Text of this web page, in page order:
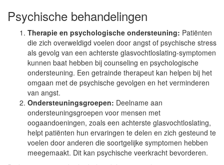
Psychische behandelingen
Therapie en psychologische ondersteuning: Patiënten
die zich overweldigd voelen door angst of psychische stress
als gevolg van een achterste glasvochtloslating-symptomen
kunnen baat hebben bij counseling en psychologische
ondersteuning. Een getrainde therapeut kan helpen bij het
omgaan met de psychische gevolgen en het verminderen
van angst.
Ondersteuningsgroepen: Deelname aan
ondersteuningsgroepen voor mensen met
oogaandoeningen, zoals een achterste glasvochtloslating,
helpt patiënten hun ervaringen te delen en zich gesteund te
voelen door anderen die soortgelijke symptomen hebben
meegemaakt. Dit kan psychische veerkracht bevorderen.